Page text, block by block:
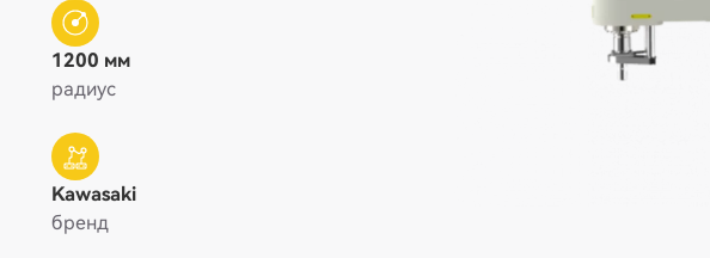
1200 мм
радиус
Kawasaki
бренд